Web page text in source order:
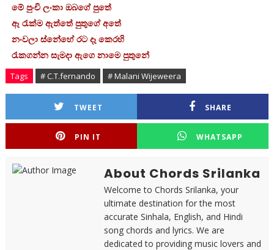
මේ පුංචි ලංකා ඔබගේ පුතේ
ඈ රැක්ම ඇත්තේ පුතුගේ අතේ
නංවලා ස්නේහේ රට දෑ කෙරහි
රැකගන්න සැමදා ඇගෙ නාමෙ පුතුනේ
Tags # C.T.fernando # Malani Wijeweera
TWEET SHARE
PIN IT WHATSAPP
About Chords Srilanka
Welcome to Chords Srilanka, your
ultimate destination for the most
accurate Sinhala, English, and Hindi
song chords and lyrics. We are
dedicated to providing music lovers and